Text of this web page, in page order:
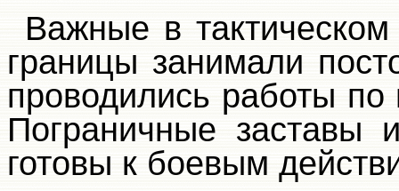
Важные в
границы занимали
проводились работы
Пограничные заставы
готовы к боевым